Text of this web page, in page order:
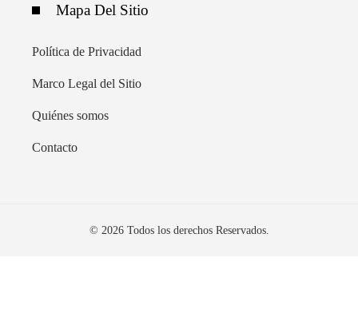
Mapa Del Sitio
Política de Privacidad
Marco Legal del Sitio
Quiénes somos
Contacto
© 2026 Todos los derechos Reservados.